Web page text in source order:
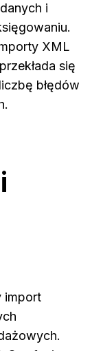
i
XML
się
błędów
import